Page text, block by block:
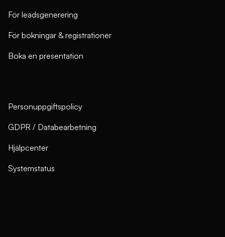
För leadsgenerering
För bokningar & registrationer
Boka en presentation
Personuppgiftspolicy
GDPR / Databearbetning
Hjälpcenter
Systemstatus